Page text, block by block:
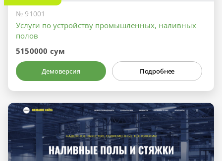
№ 91001
Услуги по устройству промышленных, наливных
полов
5150000 сум
Демоверсия Подробнее